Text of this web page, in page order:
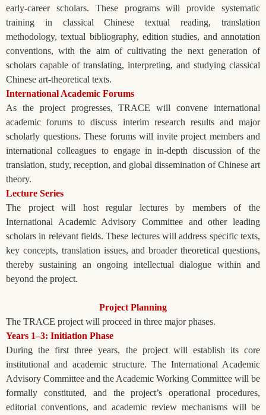
early-career scholars. These programs will provide systematic
training in classical Chinese textual reading, translation
methodology, textual bibliography, edition studies, and annotation
conventions, with the aim of cultivating the next generation of
scholars capable of translating, interpreting, and studying classical
Chinese art-theoretical texts.
International Academic Forums
As the project progresses, TRACE will convene international
academic forums to discuss interim research results and major
scholarly questions. These forums will invite project members and
international colleagues to engage in in-depth discussion of the
translation, study, reception, and global dissemination of Chinese art
theory.
Lecture Series
The project will host regular lectures by members of the
International Academic Advisory Committee and other leading
scholars in relevant fields. These lectures will address specific texts,
key concepts, translation issues, and broader theoretical questions,
thereby sustaining an ongoing intellectual dialogue within and
beyond the project.
Project Planning
The TRACE project will proceed in three major phases.
Years 1–3: Initiation Phase
During the first three years, the project will establish its core
institutional and academic structure. The International Academic
Advisory Committee and the Academic Working Committee will be
formally constituted, and the project’s operational procedures,
editorial conventions, and academic review mechanisms will be